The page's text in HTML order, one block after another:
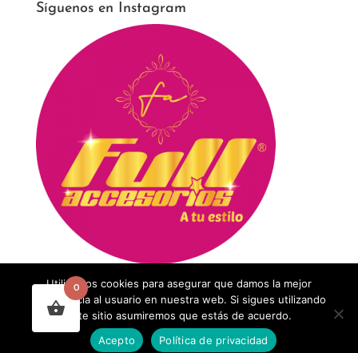
Síguenos en Instagram
Diseñado porAgencia concepto
0
Utilizamos cookies para asegurar que damos la mejor
experiencia al usuario en nuestra web. Si sigues utilizando
este sitio asumiremos que estás de acuerdo.
Acepto
Política de privacidad